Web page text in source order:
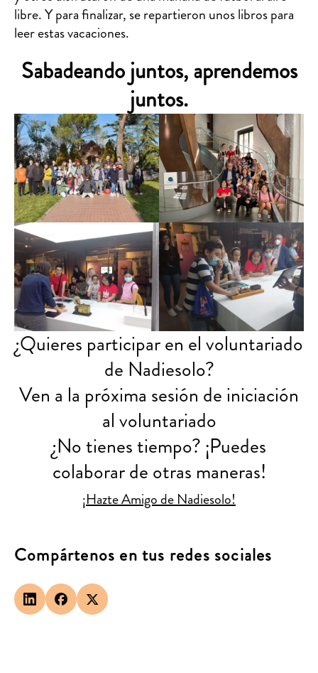
libre. Y para finalizar, se repartieron unos libros para
leer estas vacaciones.
Sabadeando juntos, aprendemos
juntos.
¿Quieres participar en el voluntariado
de Nadiesolo?
Ven a la próxima sesión de iniciación
al voluntariado
¿No tienes tiempo? ¡Puedes
colaborar de otras maneras!
¡Hazte Amigo de Nadiesolo!
Compártenos en tus redes sociales